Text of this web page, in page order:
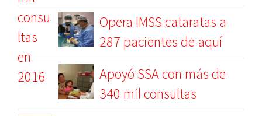
Opera IMSS cataratas a
287 pacientes de aquí
Apoyó SSA con más de
340 mil consultas